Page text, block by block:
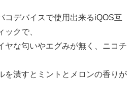
コデバイスで使用出来るiQOS互
クで、
ヤな匂いやエグみが無く、ニコチ
を潰すとミントとメロンの香りが